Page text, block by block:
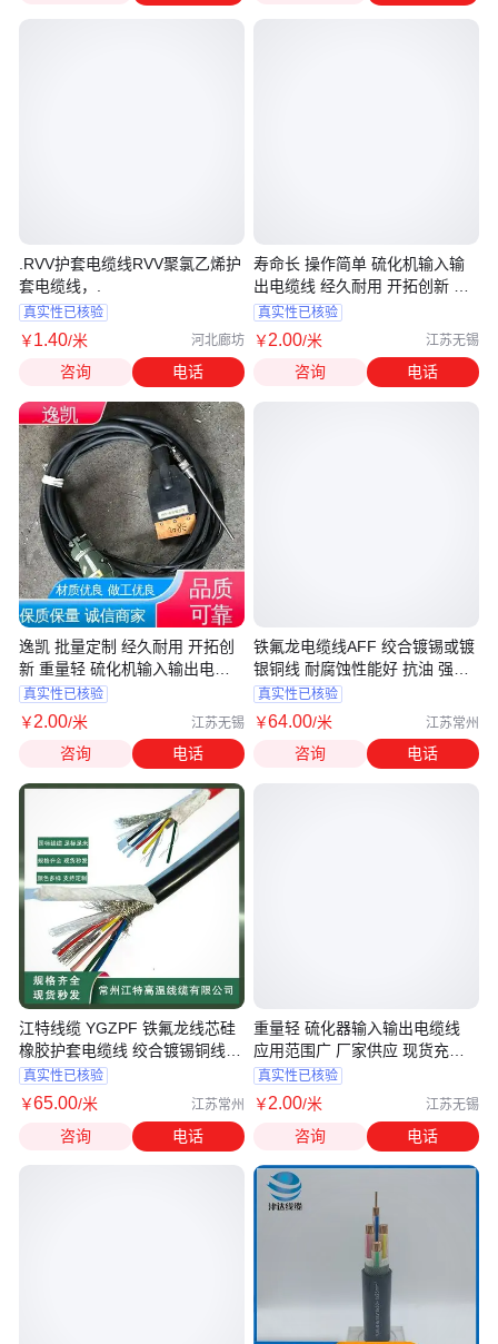
.RVV护套电缆线RVV聚氯乙烯护
套电缆线，.
真实性已核验
￥1.40/米 河北廊坊
咨询 电话
逸凯 批量定制 经久耐用 开拓创
新 重量轻 硫化机输入输出电缆
线
真实性已核验
￥2.00/米 江苏无锡
咨询 电话
江特线缆 YGZPF 铁氟龙线芯硅
橡胶护套电缆线 绞合镀锡铜线
导电性好
真实性已核验
￥65.00/米 江苏常州
咨询 电话
寿命长 操作简单 硫化机输入输
出电缆线 经久耐用 开拓创新 逸
凯
真实性已核验
￥2.00/米 江苏无锡
咨询 电话
铁氟龙电缆线AFF 绞合镀锡或镀
银铜线 耐腐蚀性能好 抗油 强酸
抗强碱
真实性已核验
￥64.00/米 江苏常州
咨询 电话
重量轻 硫化器输入输出电缆线
应用范围广 厂家供应 现货充足
逸凯
真实性已核验
￥2.00/米 江苏无锡
咨询 电话